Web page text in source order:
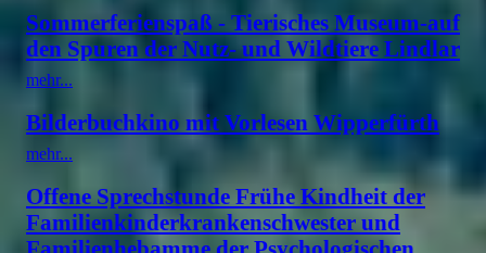
Sommerferienspaß - Tierisches Museum-auf
den Spuren der Nutz- und Wildtiere Lindlar
mehr...
Bilderbuchkino mit Vorlesen Wipperfürth
mehr...
Offene Sprechstunde Frühe Kindheit der
Familienkinderkrankenschwester und
Familienhebamme der Psychologischen